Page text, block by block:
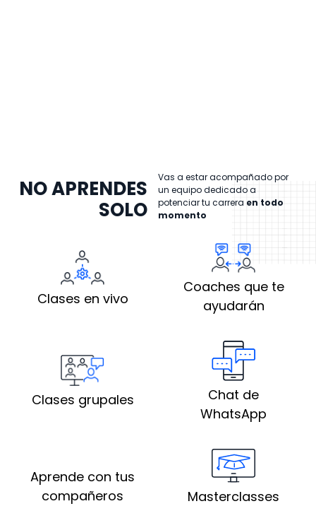
NO APRENDES
SOLO
Vas a estar acompañado por
un equipo dedicado a
potenciar tu carrera en todo
momento
Clases en vivo
Coaches que te
ayudarán
Clases grupales
Chat de
WhatsApp
Aprende con tus
compañeros
Masterclasses